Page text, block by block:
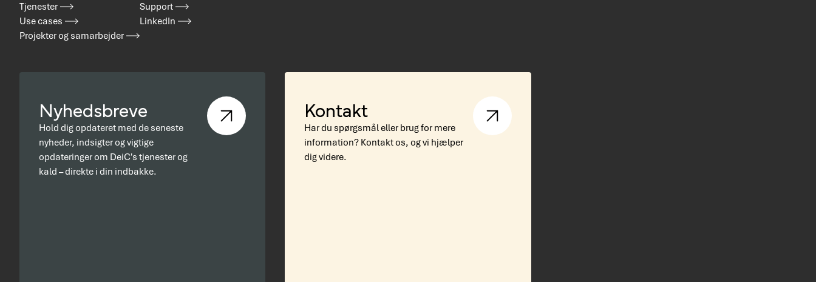
Tjenester
Use cases
Projekter og samarbejder
Support
LinkedIn
Nyhedsbreve
Hold dig opdateret med de seneste
nyheder, indsigter og vigtige
opdateringer om DeiC's tjenester og
kald – direkte i din indbakke.
Kontakt
Har du spørgsmål eller brug for mere
information? Kontakt os, og vi hjælper
dig videre.